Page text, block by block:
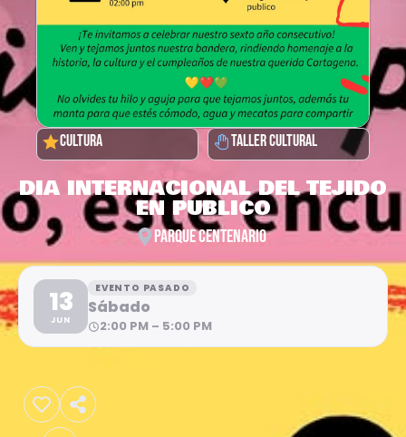
CULTURA TALLER CULTURAL
DIA INTERNACIONAL DEL TEJIDO
EN PUBLICO
PARQUE CENTENARIO
13
JUN
EVENTO PASADO
Sábado
2:00 PM – 5:00 PM